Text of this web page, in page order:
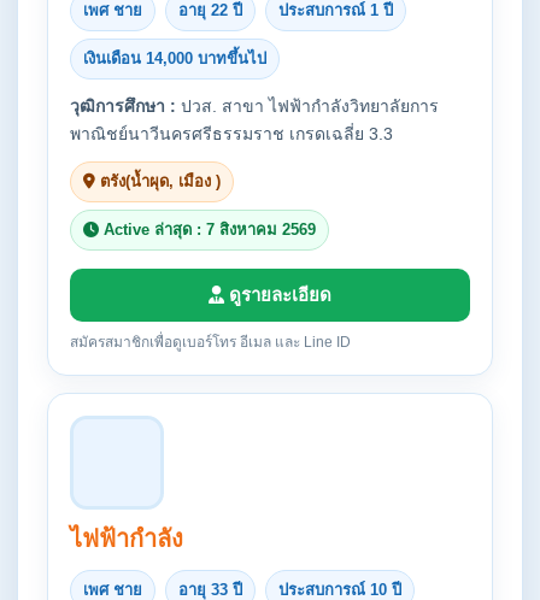
เพศ ชาย อายุ 22 ปี ประสบการณ์ 1 ปี
เงินเดือน 14,000 บาทขึ้นไป
วุฒิการศึกษา : ปวส. สาขา ไฟฟ้ากำลังวิทยาลัยการ
พาณิชย์นาวีนครศรีธรรมราช เกรดเฉลี่ย 3.3
ตรัง(น้ำผุด, เมือง )
Active ล่าสุด : 7 สิงหาคม 2569
ดูรายละเอียด
สมัครสมาชิกเพื่อดูเบอร์โทร อีเมล และ Line ID
ไฟฟ้ากำลัง
เพศ ชาย อายุ 33 ปี ประสบการณ์ 10 ปี